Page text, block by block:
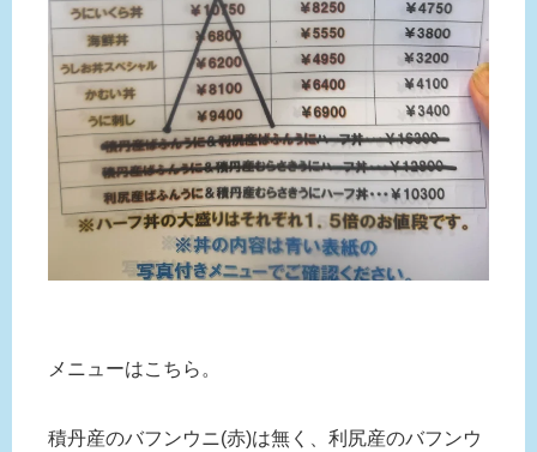
メニューはこちら。
積丹産のバフンウニ(赤)は無く、利尻産のバフンウ